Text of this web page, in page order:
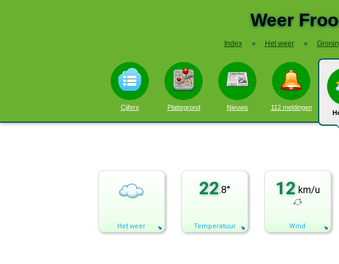
Weer
Index » Het weer »
Cijfers Plattegrond Nieuws 112 meldingen
Het weer
22.8°
Temperatuur
12 km/u
Wind